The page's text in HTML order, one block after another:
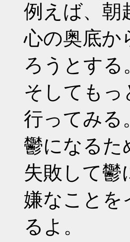
例えば、朝
心の奥底か
ろうとする
そしてもっ
行ってみる
鬱になるた
失敗して鬱
嫌なことを
るよ。